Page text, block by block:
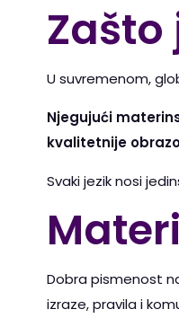
U suvremenom,
Njegujući
kvalitetnije
Svaki jezik nosi
Dobra pismenost
izraze, pravila i